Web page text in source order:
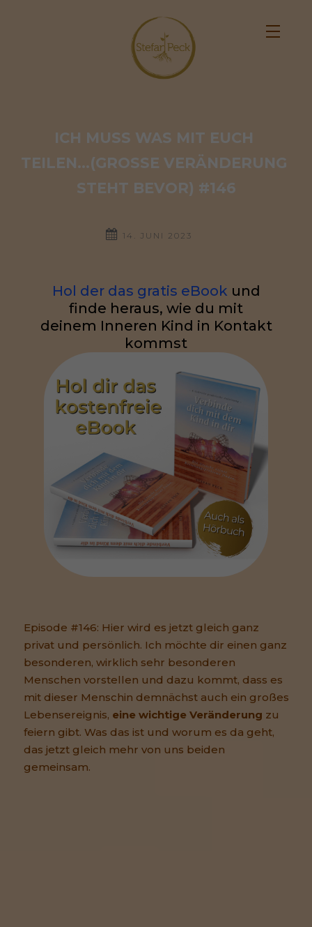
ICH MUSS WAS MIT EUCH
TEILEN…(GROSSE VERÄNDERUNG S
TEHT BEVOR) #146
14. JUNI 2023
Hol der das gratis eBook und
finde heraus, wie du mit
deinem Inneren Kind in Kontakt
kommst
Episode #146: Hier wird es jetzt gleich ganz
privat und persönlich. Ich möchte dir einen ganz
besonderen, wirklich sehr besonderen
Menschen vorstellen und dazu kommt, dass es
mit dieser Menschin demnächst auch ein großes
Lebensereignis, eine wichtige Veränderung zu
feiern gibt. Was das ist und worum es da geht,
das jetzt gleich mehr von uns beiden
gemeinsam.